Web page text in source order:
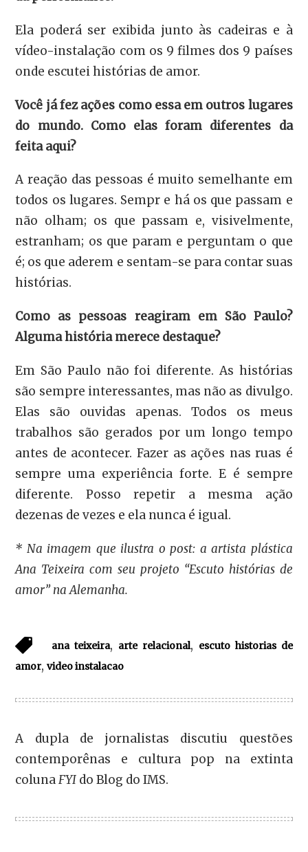
Ela poderá ser exibida junto às cadeiras e à
vídeo-instalação com os 9 filmes dos 9 países
onde escutei histórias de amor.
Você já fez ações como essa em outros lugares
do mundo. Como elas foram diferentes da
feita aqui?
A reação das pessoas é muito semelhante em
todos os lugares. Sempr e há os que passam e
não olham; os que passam e, visivelmente,
estranham; os que param e perguntam o que
é; os que aderem e sentam-se para contar suas
histórias.
Como as pessoas reagiram em São Paulo?
Alguma história merece destaque?
Em São Paulo não foi diferente. As histórias
são sempre interessantes, mas não as divulgo.
Elas são ouvidas apenas. Todos os meus
trabalhos são gerados por um longo tempo
antes de acontecer. Fazer as ações nas ruas é
sempre uma experiência forte. E é sempre
diferente. Posso repetir a mesma ação
dezenas de vezes e ela nunca é igual.
* Na imagem que ilustra o post: a artista plástica
Ana Teixeira com seu projeto “Escuto histórias de
amor” na Alemanha.
ana teixeira, arte relacional, escuto historias de
amor,video instalacao
A dupla de jornalistas discutiu questões
contemporênas e cultura pop na extinta
colunaFYI do Blog do IMS.